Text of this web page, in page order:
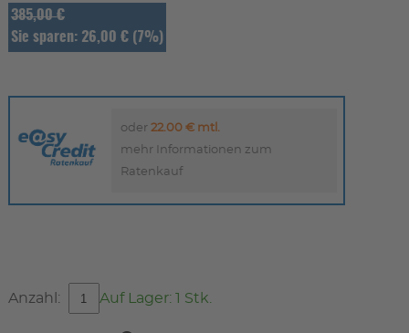
385,00 €
Sie sparen: 26,00 € (7%)
oder22.00 € mtl.
mehr Informationen zum
Ratenkauf
Anzahl: Auf Lager: 1 Stk.